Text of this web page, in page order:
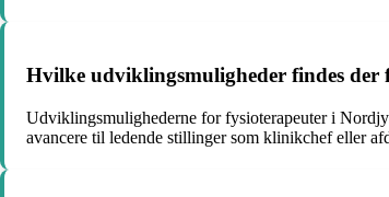
Hvilke udviklingsmuligheder findes
Udviklingsmulighederne for fysioterapeuter i
avancere til ledende stillinger som klinikchef eller